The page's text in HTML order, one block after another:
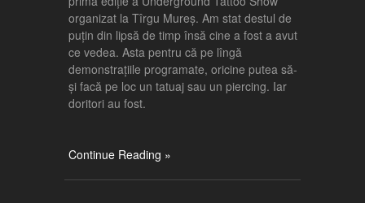
organizat la Tîrgu Mureș. Am stat destul de
puțin din lipsă de timp însă cine a fost a avut
ce vedea. Asta pentru că pe lîngă
demonstrațiile programate, oricine putea să-
și facă pe loc un tatuaj sau un piercing. Iar
doritori au fost.
Continue Reading »